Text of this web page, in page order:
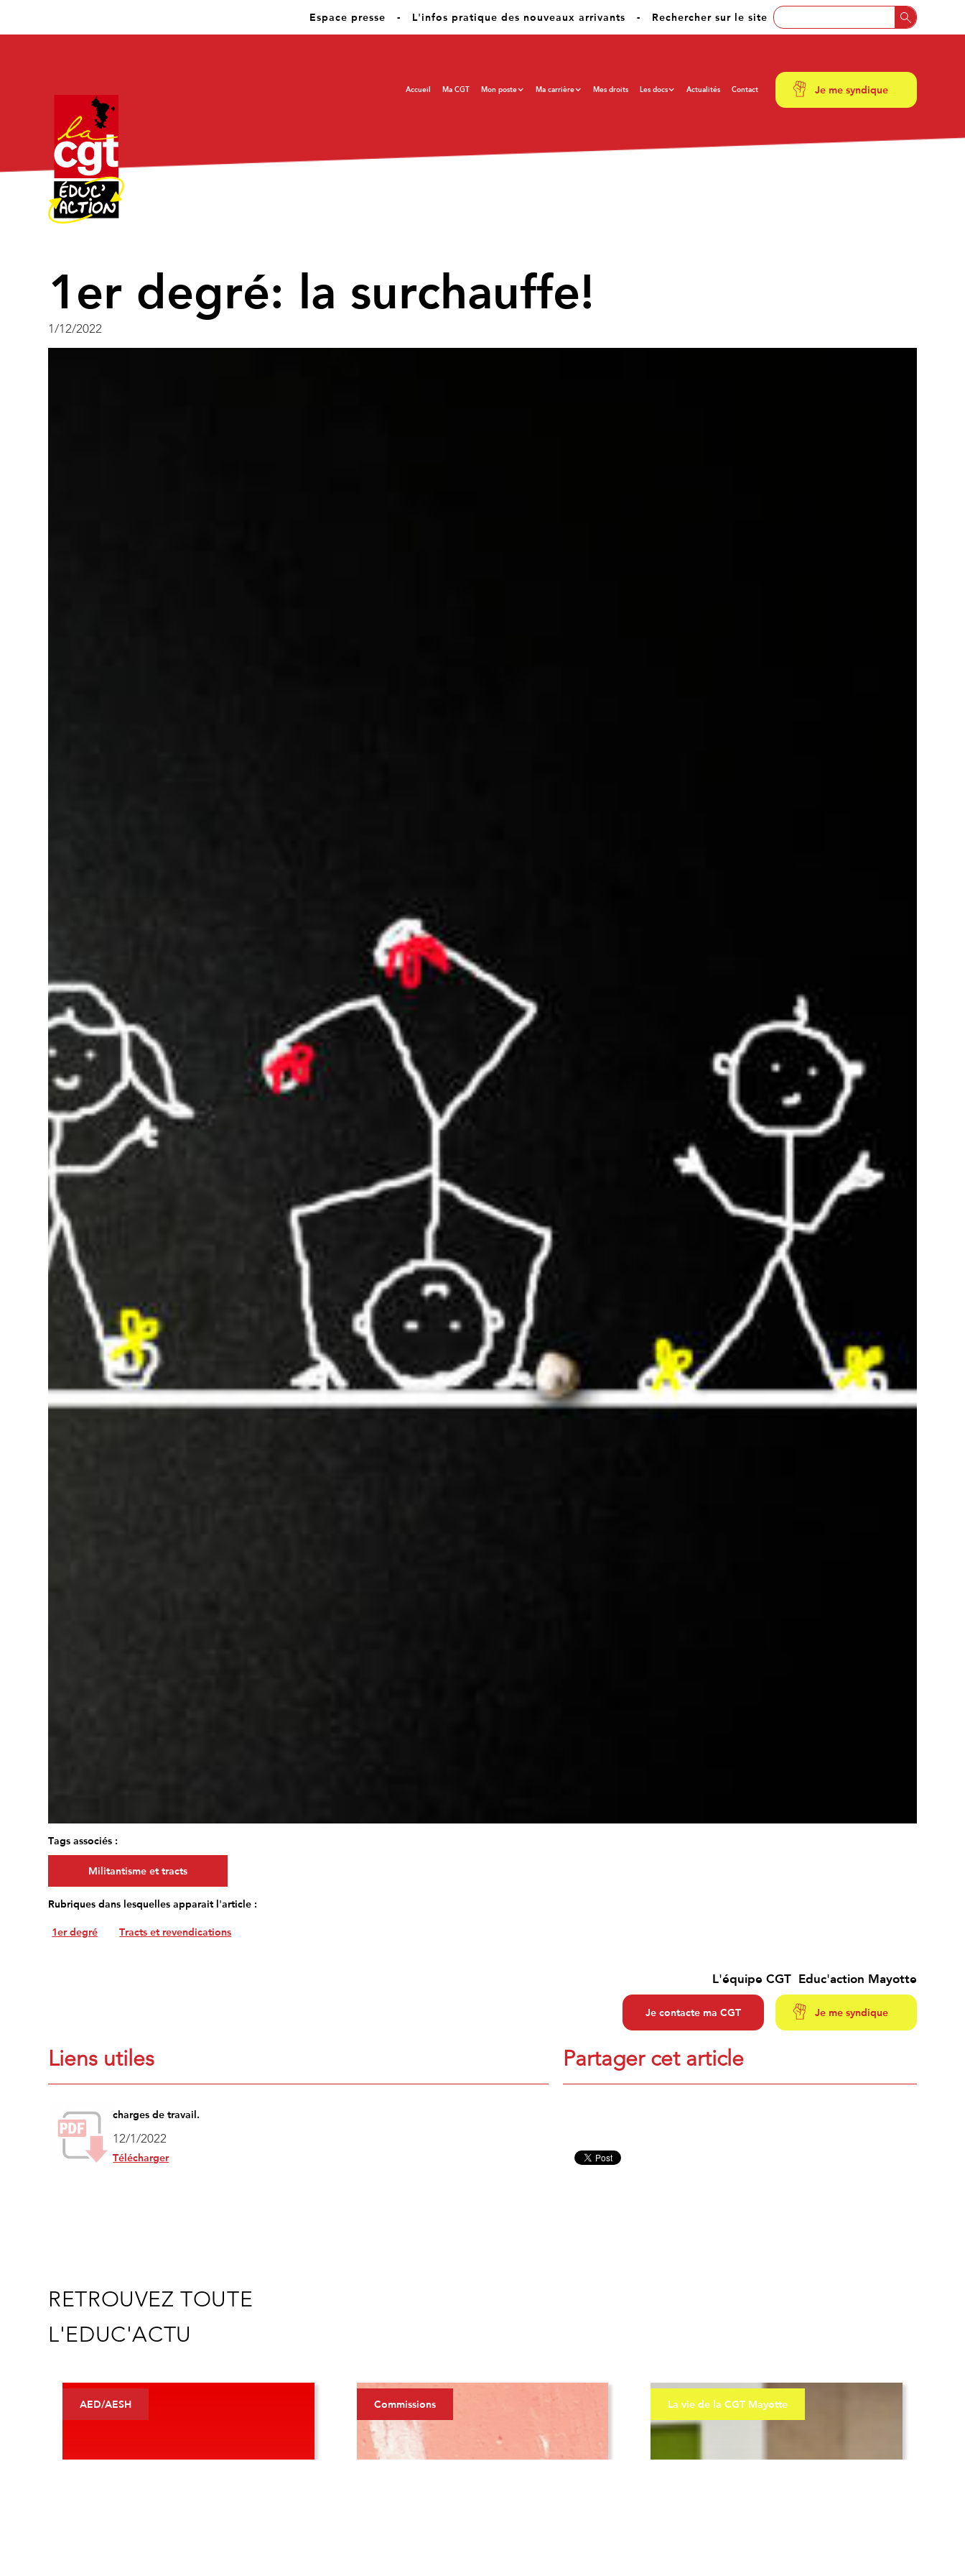
Espace presse - L'infos pratique des nouveaux arrivants - Rechercher sur le site
Accueil Ma CGT Mon poste Ma carrière Mes droits Les docs Actualités Contact Je me syndique
1er degré: la surchauffe!
1/12/2022
Tags associés :
Militantisme et tracts
Rubriques dans lesquelles apparait l'article :
1er degré Tracts et revendications
L'équipe CGT Educ'action Mayotte
Je contacte ma CGT Je me syndique
Liens utiles
charges de travail.
12/1/2022
Télécharger
Partager cet article
RETROUVEZ TOUTE
L'EDUC'ACTU
AED/AESH Commissions La vie de la CGT Mayotte